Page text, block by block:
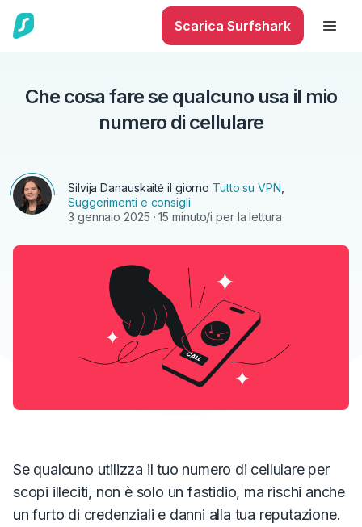
Scarica Surfshark
Che cosa fare se qualcuno usa il mio
numero di cellulare
Silvija Danauskaitė il giorno Tutto su VPN
Suggerimenti e consigli
3 gennaio 2025 · 15 minuto/i per la lettura
Se qualcuno utilizza il tuo numero di cellulare per
scopi illeciti, non è solo un fastidio, ma rischi anche
un furto di credenziali e danni alla tua reputazione.